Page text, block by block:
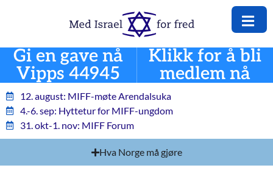
Gi en gave nå
Vipps 44945
Klikk for å bli
medlem nå
12. august: MIFF-møte Arendalsuka
4.-6. sep: Hyttetur for MIFF-ungdom
31. okt-1. nov: MIFF Forum
Hva Norge må gjøre